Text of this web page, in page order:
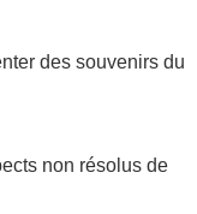
des souvenirs du
non résolus de